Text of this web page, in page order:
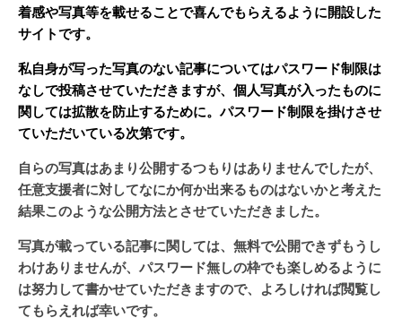
着感や写真等を載せることで喜んでもらえるように開設した
サイトです。
私自身が写った写真のない記事についてはパスワード制限は
なしで投稿させていただきますが、個人写真が入ったものに
関しては拡散を防止するために。パスワード制限を掛けさせ
ていただいている次第です。
自らの写真はあまり公開するつもりはありませんでしたが、
任意支援者に対してなにか何か出来るものはないかと考えた
結果このような公開方法とさせていただきました。
写真が載っている記事に関しては、無料で公開できずもうし
わけありませんが、パスワード無しの枠でも楽しめるように
は努力して書かせていただきますので、よろしければ閲覧し
てもらえれば幸いです。